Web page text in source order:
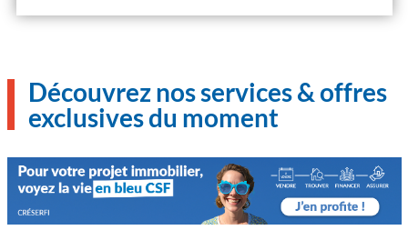
Découvrez nos services & offres
exclusives du moment